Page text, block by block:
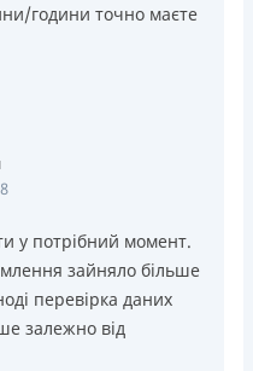
години точно маєте
у потрібний момент.
зайняло більше
перевірка даних
залежно від